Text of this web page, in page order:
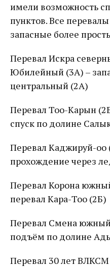
имели возможность
пунктов. Все
запасные более
Перевал Искра
Юбилейный (3А) –
центральный (2А)
Перевал Тоо-Карын
спуск по долине
Перевал Каджируй-оо
прохождение через
Перевал Корона
перевал Кара-Тоо (2Б)
Перевал Смена южный
подъём по долине
Перевал 30 лет ВЛКСМ